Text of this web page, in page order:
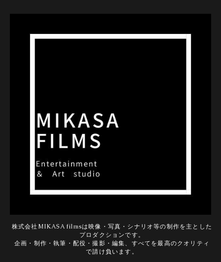
株式会社MIKASA filmsは映像・写真・シナリオ等の制作を主とした
プロダクションです。
企画・制作・執筆・配役・撮影・編集、すべてを最高のクオリティ
で請け負います。